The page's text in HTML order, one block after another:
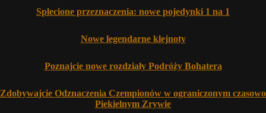
Splecione przeznaczenia: nowe pojedynki 1 na 1
Nowe legendarne klejnoty
Poznajcie nowe rozdziały Podróży Bohatera
Zdobywajcie Odznaczenia Czempionów w ograniczonym czasowo
Piekielnym Zrywie